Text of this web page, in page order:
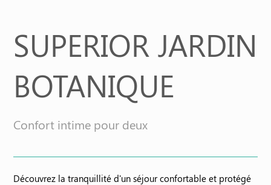
SUPERIOR JARDIN
BOTANIQUE
Confort intime pour deux
Découvrez la tranquillité d'un séjour confortable et protégé